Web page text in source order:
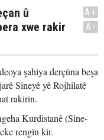
û
xwe rakir
A+
A-
şahiya derçûna beşa
Sineyê yê Rojhilatê
rakirin.
Kurdistanê (Sine-
rengîn kir.